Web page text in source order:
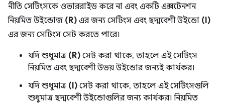
নীতি সেটিংসকে ওভাররাইড করে না এবং একটি এক্সটেনশন
নিয়মিত উইন্ডোজ (R) এর জন্য সেটিংস এবং ছদ্মবেশী উইন্ডো (I)
এর জন্য সেটিংস সেট করতে পারে।
যদি শুধুমাত্র (R) সেট করা থাকে, তাহলে এই সেটিংস
নিয়মিত এবং ছদ্মবেশী উভয় উইন্ডোর জন্যই কার্যকর।
যদি শুধুমাত্র (I) সেট করা থাকে, তাহলে এই সেটিংসগুলি
শুধুমাত্র ছদ্মবেশী উইন্ডোগুলির জন্য কার্যকর। নিয়মিত